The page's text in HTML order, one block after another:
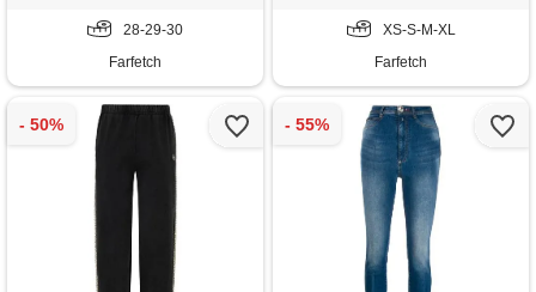
28-29-30
Farfetch
XS-S-M-XL
Farfetch